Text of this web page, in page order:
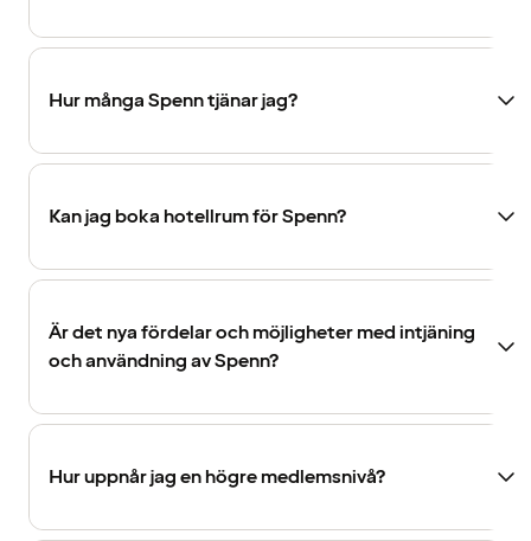
Hur många Spenn tjänar jag?
Kan jag boka hotellrum för Spenn?
Är det nya fördelar och möjligheter med intjäning
och användning av Spenn?
Hur uppnår jag en högre medlemsnivå?